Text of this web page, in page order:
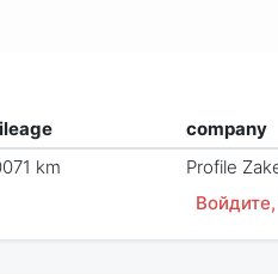
company
km Profile